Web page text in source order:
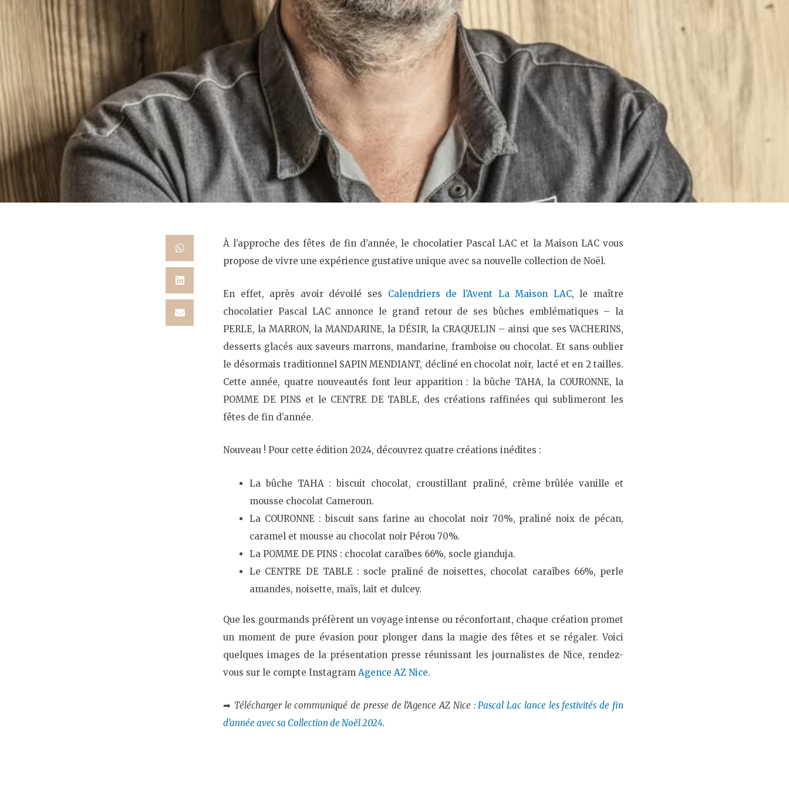
À l’approche des fêtes de fin d’année, le chocolatier Pascal LAC et la Maison LAC vous
propose de vivre une expérience gustative unique avec sa nouvelle collection de Noël.
En effet, après avoir dévoilé ses Calendriers de l’Avent La Maison LAC, le maître
chocolatier Pascal LAC annonce le grand retour de ses bûches emblématiques – la
PERLE, la MARRON, la MANDARINE, la DÉSIR, la CRAQUELIN – ainsi que sesVACHERINS,
desserts glacés aux saveurs marrons, mandarine, framboise ou chocolat. Et sans oublier
le désormais traditionnel SAPIN MENDIANT, décliné en chocolat noir, lacté et en 2 tailles.
Cette année, quatre nouveautés font leur apparition : la bûche TAHA, la COURONNE, la
POMME DE PINS et le CENTRE DE TABLE, des créations raffinées qui sublimeront les
fêtes de fin d’année.
Nouveau ! Pour cette édition 2024, découvrez quatre créations inédites :
La bûche TAHA : biscuit chocolat, croustillant praliné, crème brûlée vanille et
mousse chocolat Cameroun.
La COURONNE : biscuit sans farine au chocolat noir 70%, praliné noix de pécan,
caramel et mousse au chocolat noir Pérou 70%.
La POMME DE PINS : chocolat caraïbes 66%, socle gianduja.
Le CENTRE DE TABLE: socle praliné de noisettes, chocolat caraïbes 66%, perle
amandes, noisette, maïs, lait et dulcey.
Que les gourmands préfèrent un voyage intense ou réconfortant, chaque création promet
un moment de pure évasion pour plonger dans la magie des fêtes et se régaler. Voici
quelques images de la présentation presse réunissant les journalistes de Nice, rendez-
vous sur le compte Instagram Agence AZ Nice.
➡ Télécharger le communiqué de presse de l’Agence AZ Nice :Pascal Lac lance les festivités de fin
d’année avec sa Collection de Noël 2024.